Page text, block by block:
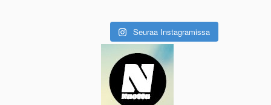
Seuraa Instagramissa